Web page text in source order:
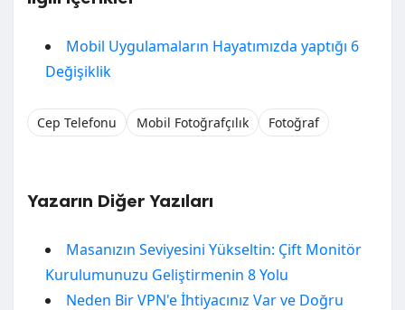
Mobil Uygulamaların Hayatımızda yaptığı 6
Değişiklik
Cep Telefonu Mobil Fotoğrafçılık Fotoğraf
Yazarın Diğer Yazıları
Masanızın Seviyesini Yükseltin: Çift Monitör
Kurulumunuzu Geliştirmenin 8 Yolu
Neden Bir VPN'e İhtiyacınız Var ve Doğru